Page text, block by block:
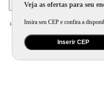
Veja as ofertas para seu
Insira seu CEP e confira a
Inserir CEP
Home Brinquedo e Colecionável / Jogo e Quebra-